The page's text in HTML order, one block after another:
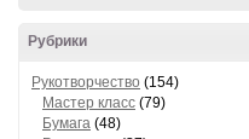
Рубрики
Рукотворчество (154)
Мастер класс (79)
Бумага (48)